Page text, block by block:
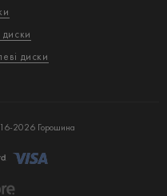
диски
диски
2026 Горошина